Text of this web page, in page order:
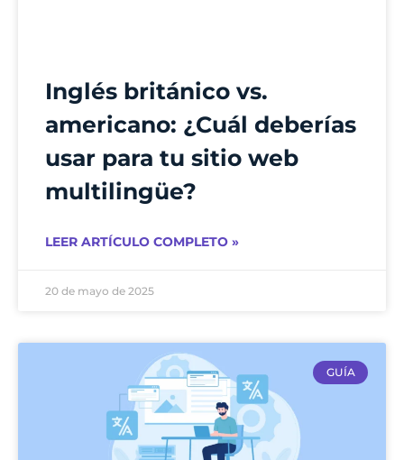
Inglés británico vs.
americano: ¿Cuál deberías
usar para tu sitio web
multilingüe?
LEER ARTÍCULO COMPLETO »
20 de mayo de 2025
GUÍA